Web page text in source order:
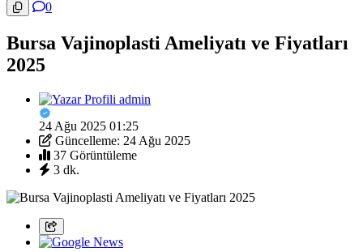
0
Bursa Vajinoplasti Ameliyatı ve Fiyatları
2025
admin
24 Ağu 2025 01:25
Güncelleme: 24 Ağu 2025
37 Görüntüleme
3 dk.